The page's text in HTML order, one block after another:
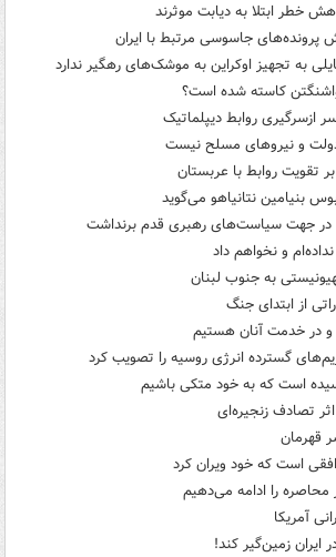
خطر ابتلا به دیابت موثرند
پرونده‌های جاسوسی مرتبط با ایران
به تجهیز اوکراین به موشک‌های رهگیر ندارد
واشنگتن کاسته شده است؟
ازسرگیری روابط دیپلماتیک
و نیروهای مسلح نیست
تقویت روابط با عربستان
بنیامین نتانیاهو می‌گوید
در جهت سیاست‌های رهبری قدم برنداشت
و نخواهم داد
به جنوب لبنان
و در خدمت آنان هستیم
گسترده انرژی روسیه را تصویب کرد
است که به خود متکی باشیم
قهرمان
است که خود ویران کرد
محاصره را ادامه می‌دهیم
آمریکا
ایران زمین‌گیر کند!